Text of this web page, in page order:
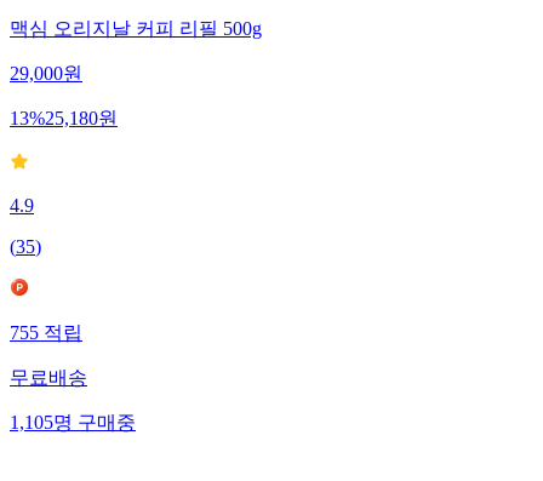
맥심 오리지날 커피 리필 500g
29,000원
13%25,180원
4.9
(35)
755적립
무료배송
1,105명구매중